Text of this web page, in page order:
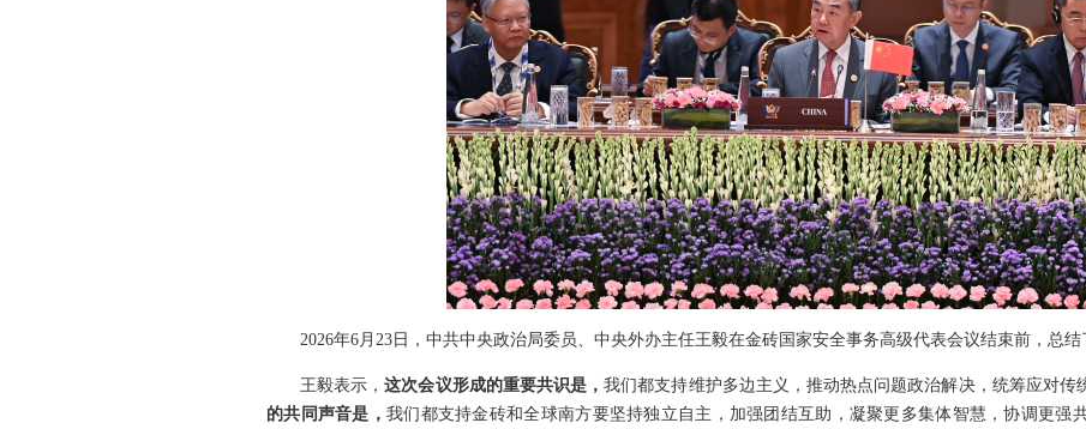
2026年6月23日，中共中央政治局委员、中央外办主任王毅在金砖国家安全事务高级代表会议结束前，总结
王毅表示，这次会议形成的重要共识是，我们都支持维护多边主义，推动热点问题政治解决，统筹应对传
的共同声音是，我们都支持金砖和全球南方要坚持独立自主，加强团结互助，凝聚更多集体智慧，协调更强